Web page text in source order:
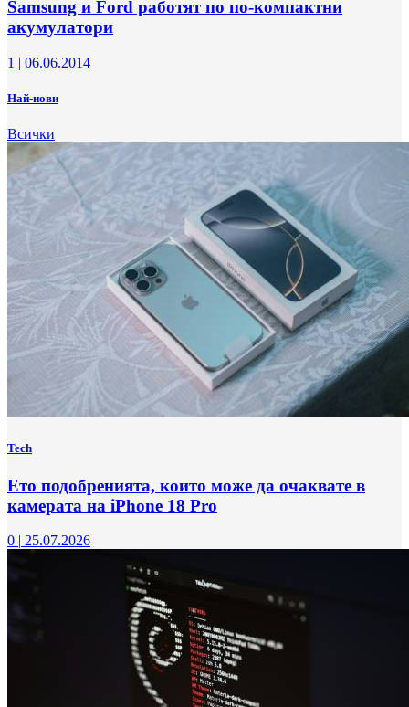
Samsung и Ford работят по по-компактни
акумулатори
1 | 06.06.2014
Най-нови
Всички
Tech
Ето подобренията, които може да очаквате в
камерата на iPhone 18 Pro
0 | 25.07.2026